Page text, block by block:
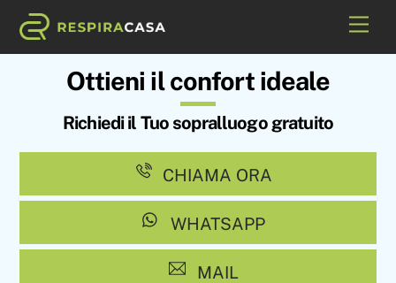
Skip
Ottieni il confort ideale
Richiedi il Tuo sopralluogo gratuito
CHIAMA ORA
WHATSAPP
MAIL